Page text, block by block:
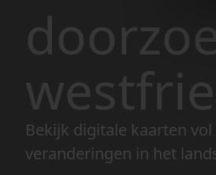
Bekijk digitale kaarten
veranderingen in het